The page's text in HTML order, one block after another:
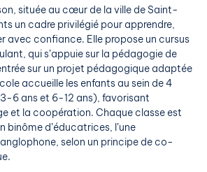
située au cœur de la ville de Saint-
un cadre privilégié pour apprendre,
avec confiance. Elle propose un cursus
qui s’appuie sur la pédagogie de
sur un projet pédagogique adaptée
accueille les enfants au sein de 4
6 ans et 6-12 ans), favorisant
et la coopération. Chaque classe est
d’éducatrices, l’une
selon un principe de co-